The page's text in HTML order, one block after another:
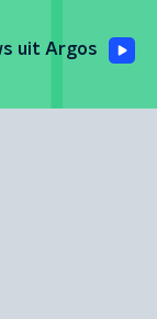
uit Argos